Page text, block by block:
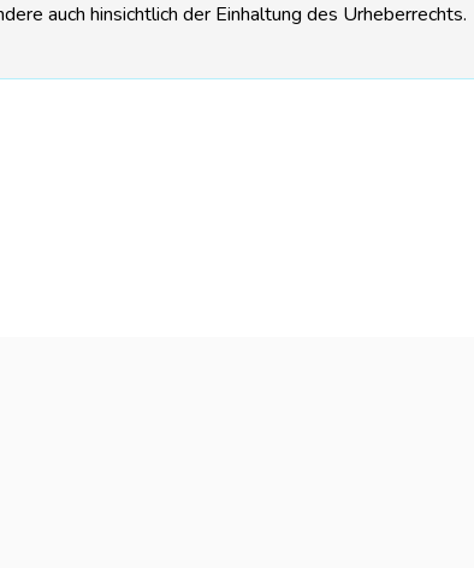
auch hinsichtlich der Einhaltung des Urheberrechts.